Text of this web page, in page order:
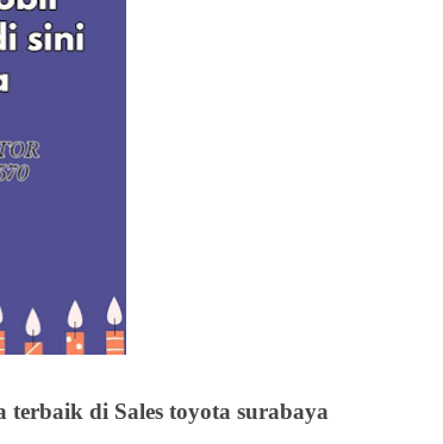
terbaik di Sales toyota surabaya